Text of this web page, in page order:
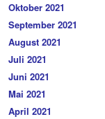
Oktober 2021
September 2021
August 2021
Juli 2021
Juni 2021
Mai 2021
April 2021